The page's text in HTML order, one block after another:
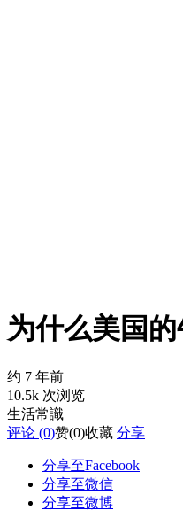
为什么美国
约 7 年前
10.5k 次浏览
生活常識
评论 (0)赞(0)收藏 分享
分享至Facebook
分享至微信
分享至微博